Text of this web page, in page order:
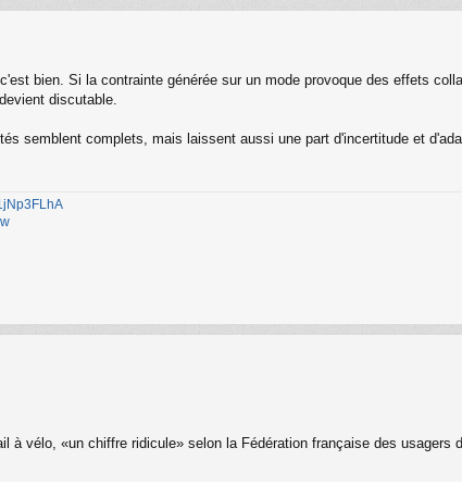
bien. Si la contrainte générée sur un mode provoque des effets
discutable.
semblent complets, mais laissent aussi une part d'incertitude et
à vélo, «un chiffre ridicule» selon la Fédération française des usagers